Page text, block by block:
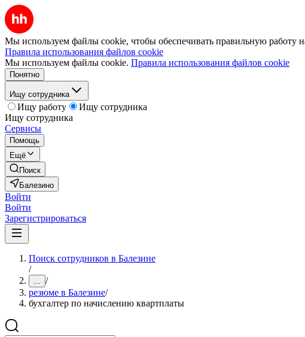
Мы используем файлы cookie, чтобы обеспечивать правильную работу
Правила использования файлов cookie
Мы используем файлы cookie. Правила использования файлов cookie
Понятно
Ищу сотрудника
Ищу работу
Ищу сотрудника
Ищу сотрудника
Сервисы
Помощь
Ещё
Поиск
Балезино
Войти
Войти
Зарегистрироваться
Поиск сотрудников в Балезине
/
... /
резюме в Балезине/
бухгалтер по начислению квартплаты